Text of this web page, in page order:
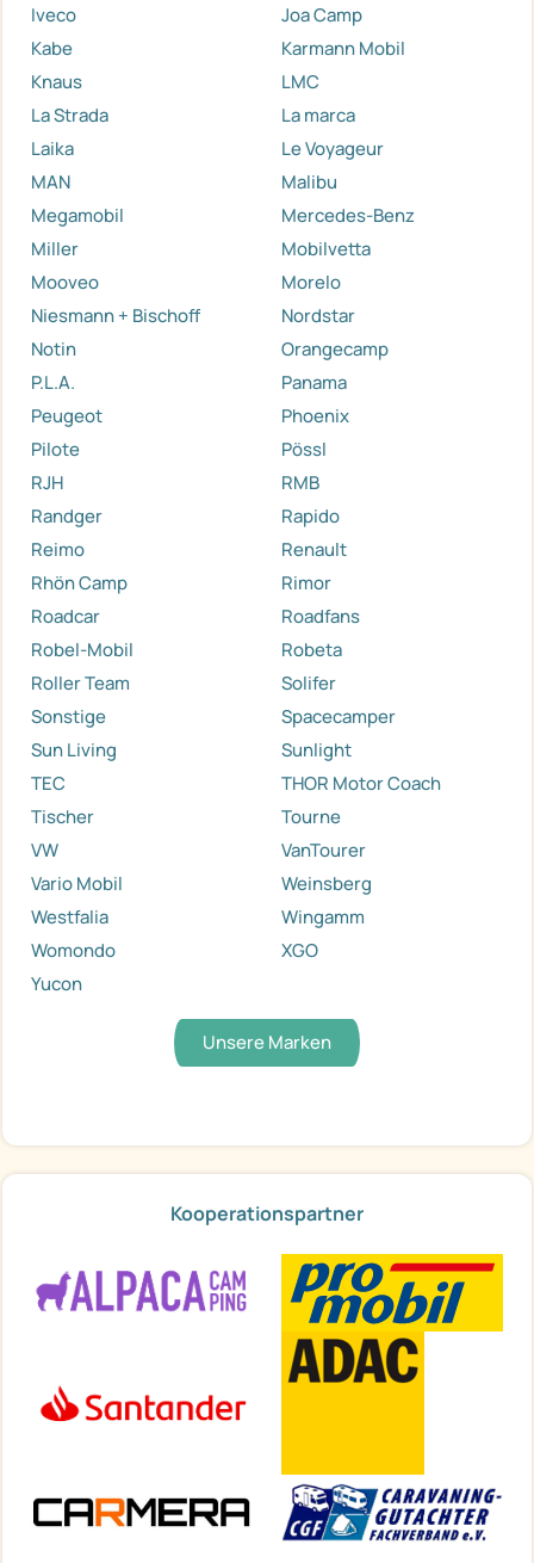
Iveco
Joa Camp
Kabe
Karmann Mobil
Knaus
LMC
La Strada
La marca
Laika
Le Voyageur
MAN
Malibu
Megamobil
Mercedes-Benz
Miller
Mobilvetta
Mooveo
Morelo
Niesmann + Bischoff
Nordstar
Notin
Orangecamp
P.L.A.
Panama
Peugeot
Phoenix
Pilote
Pössl
RJH
RMB
Randger
Rapido
Reimo
Renault
Rhön Camp
Rimor
Roadcar
Roadfans
Robel-Mobil
Robeta
Roller Team
Solifer
Sonstige
Spacecamper
Sun Living
Sunlight
TEC
THOR Motor Coach
Tischer
Tourne
VW
VanTourer
Vario Mobil
Weinsberg
Westfalia
Wingamm
Womondo
XGO
Yucon
Unsere Marken
Kooperationspartner